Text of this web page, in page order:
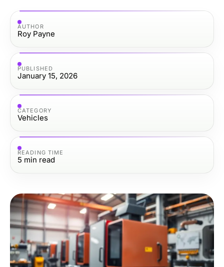
AUTHOR
Roy Payne
PUBLISHED
January 15, 2026
CATEGORY
Vehicles
READING TIME
5 min read